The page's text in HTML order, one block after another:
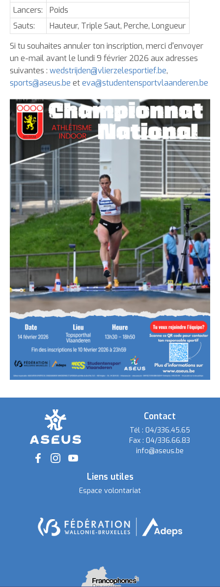
Lancers:
Poids
Sauts:
Hauteur, Triple Saut, Perche, Longueur
Si tu souhaites annuler ton inscription, merci d'envoyer
un e-mail avant le lundi 9 février 2026 aux adresses
suivantes : wedstrijden@vlierzelesportief.be,
sports@aseus.be eteva@studentensportvlaanderen.be
Social
Contact
Tél : 04/336.45.65
Fax :04/336.66.83
info@aseus.be
Liens utiles
Espace volontariat